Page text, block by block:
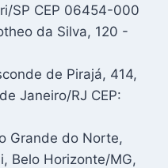
SP CEP 06454-000
da Silva, 120 -
de Pirajá, 414,
Janeiro/RJ CEP:
Grande do Norte,
Belo Horizonte/MG,